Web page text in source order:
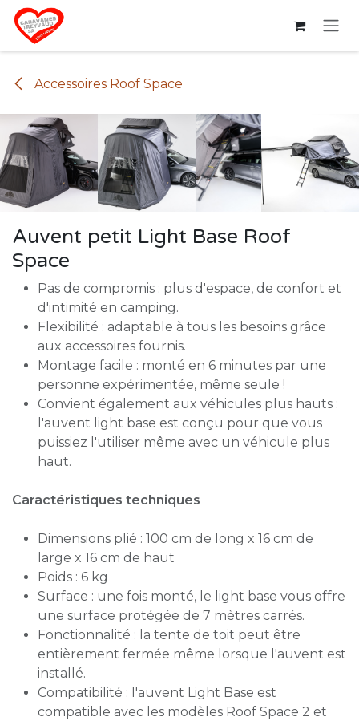
Se rendre au contenu
Accessoires Roof Space
Auvent petit Light Base Roof
Space
Pas de compromis : plus d'espace, de confort et
d'intimité en camping.
Flexibilité : adaptable à tous les besoins grâce
aux accessoires fournis.
Montage facile : monté en 6 minutes par une
personne expérimentée, même seule !
Convient également aux véhicules plus hauts :
l'auvent light base est conçu pour que vous
puissiez l'utiliser même avec un véhicule plus
haut.
Caractéristiques techniques
Dimensions plié : 100 cm de long x 16 cm de
large x 16 cm de haut
Poids : 6 kg
Surface : une fois monté, le light base vous offre
une surface protégée de 7 mètres carrés.
Fonctionnalité : la tente de toit peut être
entièrement fermée même lorsque l'auvent est
installé.
Compatibilité : l'auvent Light Base est
compatible avec les modèles Roof Space 2 et